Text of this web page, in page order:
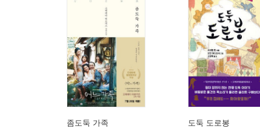
좀도둑 가족 도둑 도로봉